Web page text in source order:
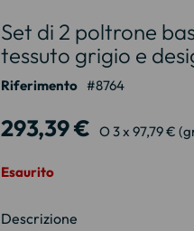
Set di 2 poltrone
tessuto grigio e
Riferimento 8764
293,39 € O 3 x 97,79 €
Esaurito
Descrizione